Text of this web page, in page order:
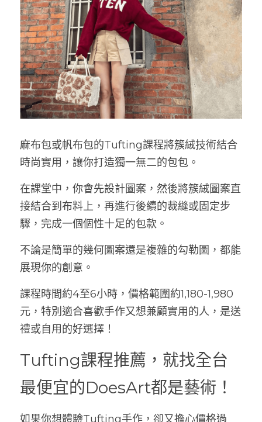
麻布包或帆布包的Tufting課程將簇絨技術結合
時尚實用，讓你打造獨一無二的包包。
在課堂中，你會先設計圖案，然後將簇絨圖案直
接結合到布料上，再進行後續的裁縫或固定步
驟，完成一個個性十足的包款。
不論是簡單的幾何圖案還是複雜的勾勒圖，都能
展現你的創意。
課程時間約4至6小時，價格範圍約1,180-1,980
元 ，特別適合喜歡手作又想兼顧實用的人，是送
禮或自用的好選擇！
Tufting課程推薦，就找全台
最便宜的DoesArt都是藝術！
如果你想體驗Tufting手作，卻又擔心價格過